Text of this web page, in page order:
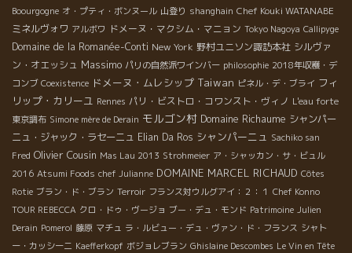
Boourgogne オ・プティ・ボンヌール 山登り shanghain Chef Kouki WATANABE
ミネルヴォワ アルボワ ドメーヌ・マクシム・マニョン Tokyo Nagoya Callipyge
Domaine de la Romanée-Conti New York 野村ユニソン諏訪本社 シルヴァ
ン・オエッシュ Massimo パリの自然派ワインバー philosophie 2018年収穫・デ
コンブ Coexistence ドメーヌ・ムレシップ Taiwan ピネル・デ・ブライ フィ
リップ・カリーユ Rennes パリ・ビストロ・コワンスト・ヴィノ L'eau forte
東京調布 Simone mère de Derain モルゴン村 Domaine Richaume シャンパー
ニュ・ジャック・ラセーニュ Elian Da Ros シャンパーニュ Sachiko san
Fred Olivier Cousin Mas Lau 2013 Strohmeier ア・シャッカン・サ・ビュル
2016 Atsumi Foods chef Julianne DOMAINE MARCEL RICHAUD Côtes
Rotie ブラン・ド・ブラン Terroir フランス対ウルグアイ：２：１ Chef Konno
TOUR REBECCA クロ・ドゥ・ヴージョ ブー・デュ・モンド Patrimoine Julien
Derain Pomerol 藤原 マチュ ラ・ルビュー・デュ・ヴァン・ド・フランス シャト
ー・カッシーニ Kaefferkopf ボジョレブラン Ghislaine Descombes Le Vin en Tête